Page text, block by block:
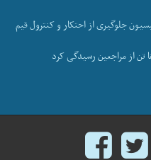
شماره ۶۰ کمیسیون جلوگیری از احتکار و کنترول قیم
تن از مراجعین رسیدگی کرد